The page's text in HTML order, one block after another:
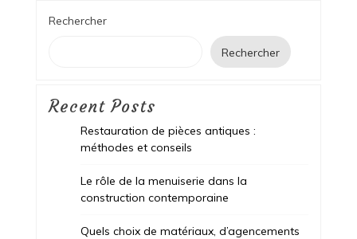
Rechercher
Rechercher
Recent Posts
Restauration de pièces antiques :
méthodes et conseils
Le rôle de la menuiserie dans la
construction contemporaine
Quels choix de matériaux, d’agencements